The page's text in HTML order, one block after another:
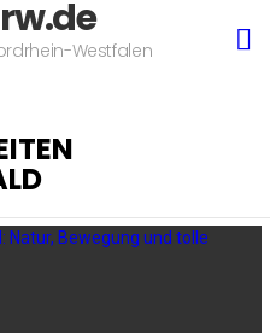
Westfalen